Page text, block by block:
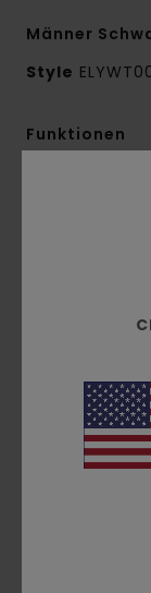
Männer
Style
Funktionen
Kragen/
Taschen:
Branding: